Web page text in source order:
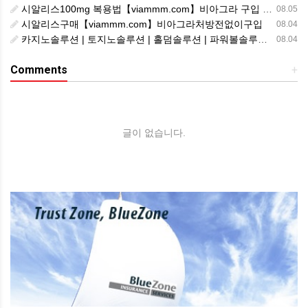
08.05
시알리스100mg 복용법【viammm.com】비아그라 구입 시알리스20mg 복용법
08.04
시알리스구매【viammm.com】비아그라처방전없이구입
08.04
카지노솔루션 | 토지노솔루션 | 홀덤솔루션 | 파워볼솔루션 | 모아솔루션
+
Comments
글이 없습니다.